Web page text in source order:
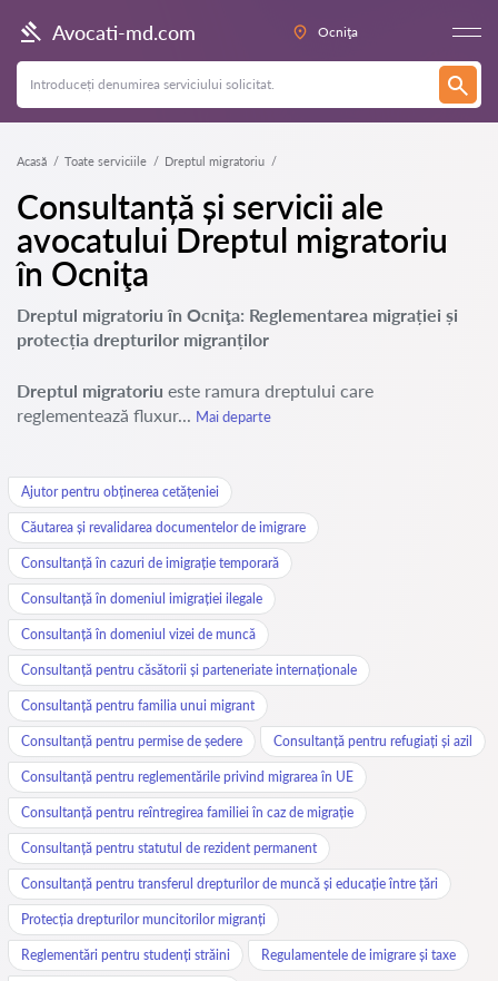
Avocati-md.com Ocniţa
Acasă Toate serviciile Dreptul migratoriu
Consultanță și servicii ale
avocatului Dreptul migratoriu
în Ocniţa
Dreptul migratoriu în Ocniţa: Reglementarea migrației și
protecția drepturilor migranților
Dreptul migratoriu este ramura dreptului care
reglementează fluxur... Mai departe
Ajutor pentru obținerea cetățeniei
Căutarea și revalidarea documentelor de imigrare
Consultanță în cazuri de imigrație temporară
Consultanță în domeniul imigrației ilegale
Consultanță în domeniul vizei de muncă
Consultanță pentru căsătorii și parteneriate internaționale
Consultanță pentru familia unui migrant
Consultanță pentru permise de ședere Consultanță pentru refugiați și azil
Consultanță pentru reglementările privind migrarea în UE
Consultanță pentru reîntregirea familiei în caz de migrație
Consultanță pentru statutul de rezident permanent
Consultanță pentru transferul drepturilor de muncă și educație între țări
Protecția drepturilor muncitorilor migranți
Reglementări pentru studenți străini Regulamentele de imigrare și taxe